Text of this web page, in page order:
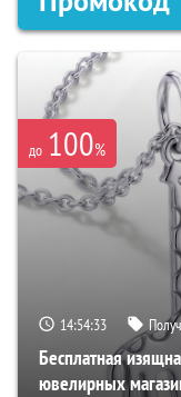
до 100%
14:54:32
Бесплатная
ювелирных